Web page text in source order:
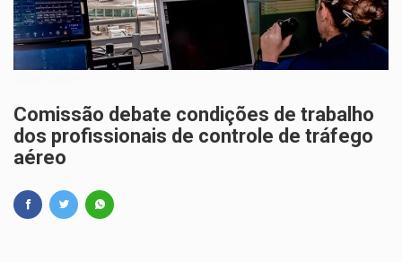
Comissão debate condições de trabalho
dos profissionais de controle de tráfego
aéreo